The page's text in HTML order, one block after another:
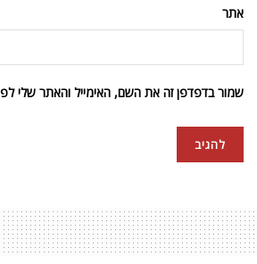
אתר
שמור בדפדפן זה את השם, האימייל והאתר שלי